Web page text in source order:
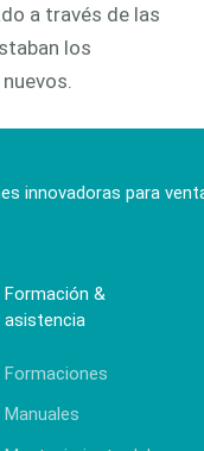
a través de las
los
innovadoras para
Formación &
asistencia
Formaciones
Manuales